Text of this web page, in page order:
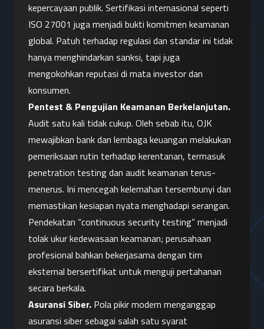
kepercayaan publik. Sertifikasi internasional seperti
ISO 27001 juga menjadi bukti komitmen keamanan
global. Patuh terhadap regulasi dan standar ini tidak
hanya menghindarkan sanksi, tapi juga
mengokohkan reputasi di mata investor dan
konsumen.
Pentest & Pengujian Keamanan Berkelanjutan.
Audit satu kali tidak cukup. Oleh sebab itu, OJK
mewajibkan bank dan lembaga keuangan melakukan
pemeriksaan rutin terhadap kerentanan, termasuk
penetration testing dan audit keamanan terus-
menerus. Ini mencegah kelemahan tersembunyi dan
memastikan kesiapan nyata menghadapi serangan.
Pendekatan “continuous security testing” menjadi
tolak ukur kedewasaan keamanan; perusahaan
profesional bahkan bekerjasama dengan tim
eksternal bersertifikat untuk menguji pertahanan
secara berkala.
Asuransi Siber. Pola pikir modern menganggap
asuransi siber sebagai salah satu syarat